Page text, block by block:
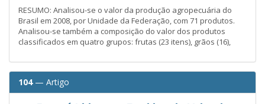
RESUMO: Analisou-se o valor da produção agropecuária do
Brasil em 2008, por Unidade da Federação, com 71 produtos.
Analisou-se também a composição do valor dos produtos
classificados em quatro grupos: frutas (23 itens), grãos (16),
104— Artigo